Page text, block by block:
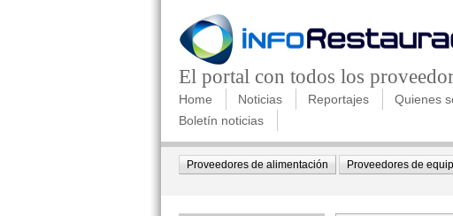
El portal con todos los
Home Noticias Reportajes Quienes
Boletín noticias
Proveedores de alimentación
Proveedores de